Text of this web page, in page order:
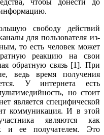
свободу действий
для пользователя из-
то есть человек может
реакцию на свои
обратную связь [1]. При
ведь время получения
У интернета есть
но стоит
является специфической
коммуникация. И в этой
являются как
и ее получателем. Это